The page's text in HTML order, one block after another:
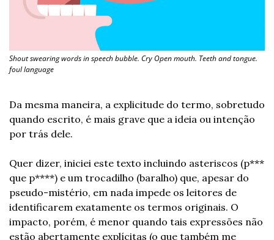
Shout swearing words in speech bubble. Cry Open mouth. Teeth and tongue.
foul language
Da mesma maneira, a explicitude do termo, sobretudo
quando escrito, é mais grave que a ideia ou intenção
por trás dele.
Quer dizer, iniciei este texto incluindo asteriscos (p***
que p****) e um trocadilho (baralho) que, apesar do
pseudo-mistério, em nada impede os leitores de
identificarem exatamente os termos originais. O
impacto, porém, é menor quando tais expressões não
estão abertamente explícitas (o que também me